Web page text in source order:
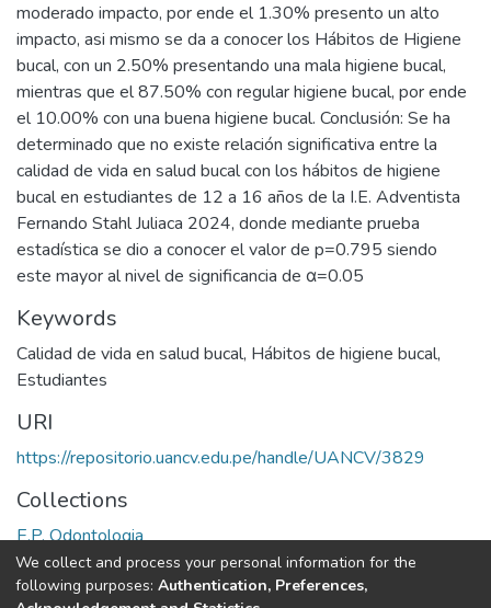
moderado impacto, por ende el 1.30% presento un alto
impacto, asi mismo se da a conocer los Hábitos de Higiene
bucal, con un 2.50% presentando una mala higiene bucal,
mientras que el 87.50% con regular higiene bucal, por ende
el 10.00% con una buena higiene bucal. Conclusión: Se ha
determinado que no existe relación significativa entre la
calidad de vida en salud bucal con los hábitos de higiene
bucal en estudiantes de 12 a 16 años de la I.E. Adventista
Fernando Stahl Juliaca 2024, donde mediante prueba
estadística se dio a conocer el valor de p=0.795 siendo
este mayor al nivel de significancia de α=0.05
Keywords
Calidad de vida en salud bucal, Hábitos de higiene bucal,
Estudiantes
URI
https://repositorio.uancv.edu.pe/handle/UANCV/3829
Collections
E.P. Odontologia
Full item page
We collect and process your personal information for the
following purposes: Authentication, Preferences,